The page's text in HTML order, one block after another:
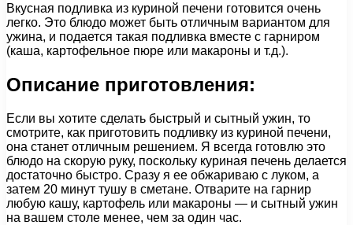
Вкусная подливка из куриной печени готовится очень
легко. Это блюдо может быть отличным вариантом для
ужина, и подается такая подливка вместе с гарниром
(каша, картофельное пюре или макароны и т.д.).
Описание приготовления:
Если вы хотите сделать быстрый и сытный ужин, то
смотрите, как приготовить подливку из куриной печени,
она станет отличным решением. Я всегда готовлю это
блюдо на скорую руку, поскольку куриная печень делается
достаточно быстро. Сразу я ее обжариваю с луком, а
затем 20 минут тушу в сметане. Отварите на гарнир
любую кашу, картофель или макароны — и сытный ужин
на вашем столе менее, чем за один час.